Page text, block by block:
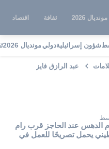
مونديال 2026 ثقافة اقتصاد
شؤون إسرائيليةدوليمونديال 2026
عبد الرازق فايز
الدهس عند الحاجز قرب رام
الله فلسطيني يحمل تصريحًا للعمل في